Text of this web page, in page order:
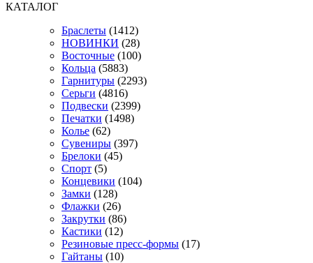
КАТАЛОГ
Браслеты (1412)
НОВИНКИ (28)
Восточные (100)
Кольца (5883)
Гарнитуры (2293)
Серьги (4816)
Подвески (2399)
Печатки (1498)
Колье (62)
Сувениры (397)
Брелоки (45)
Спорт (5)
Концевики (104)
Замки (128)
Флажки (26)
Закрутки (86)
Кастики (12)
Резиновые пресс-формы (17)
Гайтаны (10)